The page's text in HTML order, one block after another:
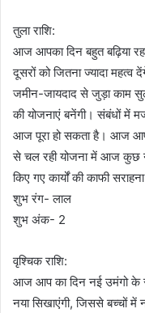
तुला राशि:
आज आपका दिन बहुत बढ़िया
दूसरों को जितना ज्यादा
जमीन-जायदाद से जुड़ा काम
की योजनाएं बनेंगी। संबंधों में
आज पूरा हो सकता है। आज
से चल रही योजना में आज कुछ
किए गए कार्यों की काफी सराहना
शुभ रंग- लाल
शुभ अंक- 2
वृश्चिक राशि:
आज आप का दिन नई उमंगो के
नया सिखाएंगी, जिससे बच्चों